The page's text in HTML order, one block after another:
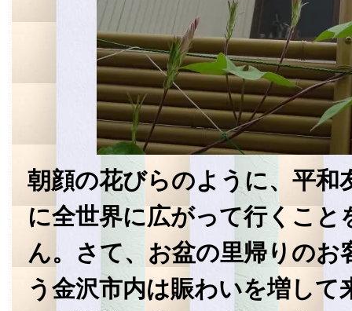
朝顔の花びらのように、平和
に全世界に広がって行くこと
ん。さて、お盆の里帰りのお
う金沢市内は賑わいを増して